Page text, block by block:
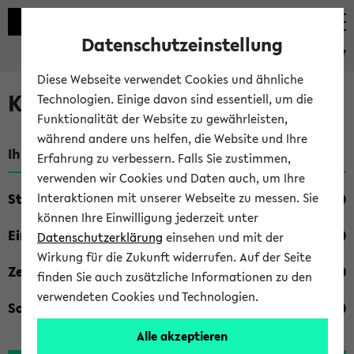
eKVV
Kombisuche im eKVV
Ihre Suchkriterien:
Studienfach
Einrichtung
Zeiten
Sonstiges
Datenschutzeinstellung
Diese Webseite verwendet Cookies und ähnliche
Technologien. Einige davon sind essentiell, um die
Funktionalität der Website zu gewährleisten,
während andere uns helfen, die Website und Ihre
Erfahrung zu verbessern. Falls Sie zustimmen,
verwenden wir Cookies und Daten auch, um Ihre
Interaktionen mit unserer Webseite zu messen. Sie
können Ihre Einwilligung jederzeit unter
Datenschutzerklärung einsehen und mit der
Wirkung für die Zukunft widerrufen. Auf der Seite
finden Sie auch zusätzliche Informationen zu den
verwendeten Cookies und Technologien.
Alle akzeptieren